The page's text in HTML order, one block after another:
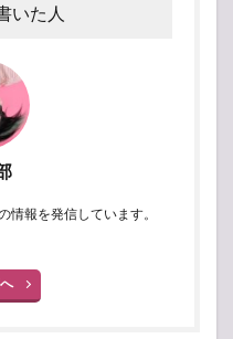
いた人
情報を発信しています。